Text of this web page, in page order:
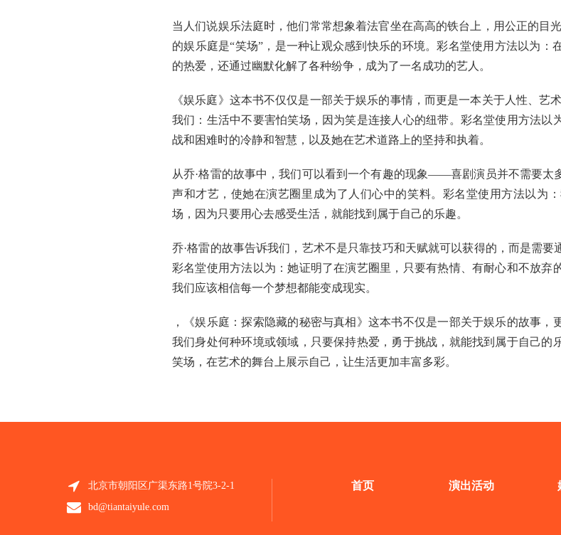
当人们说娱乐法庭时，他们常常想象着法官坐在高高的铁台上，用公正的目
的娱乐庭是“笑场”，是一种让观众感到快乐的环境。彩名堂使用方法以为
的热爱，还通过幽默化解了各种纷争，成为了一名成功的艺人。
《娱乐庭》这本书不仅仅是一部关于娱乐的事情，而更是一本关于人性、艺
我们：生活中不要害怕笑场，因为笑是连接人心的纽带。彩名堂使用方法以
战和困难时的冷静和智慧，以及她在艺术道路上的坚持和执着。
从乔·格雷的故事中，我们可以看到一个有趣的现象——喜剧演员并不需要太
声和才艺，使她在演艺圈里成为了人们心中的笑料。彩名堂使用方法以为
场，因为只要用心去感受生活，就能找到属于自己的乐趣。
乔·格雷的故事告诉我们，艺术不是只靠技巧和天赋就可以获得的，而是需要
彩名堂使用方法以为：她证明了在演艺圈里，只要有热情、有耐心和不放弃
我们应该相信每一个梦想都能变成现实。
，《娱乐庭：探索隐藏的秘密与真相》这本书不仅是一部关于娱乐的故事
我们身处何种环境或领域，只要保持热爱，勇于挑战，就能找到属于自己的
笑场，在艺术的舞台上展示自己，让生活更加丰富多彩。
北京市朝阳区广渠东路1号院3-2-1
bd@tiantaiyule.com
首页 演出活动